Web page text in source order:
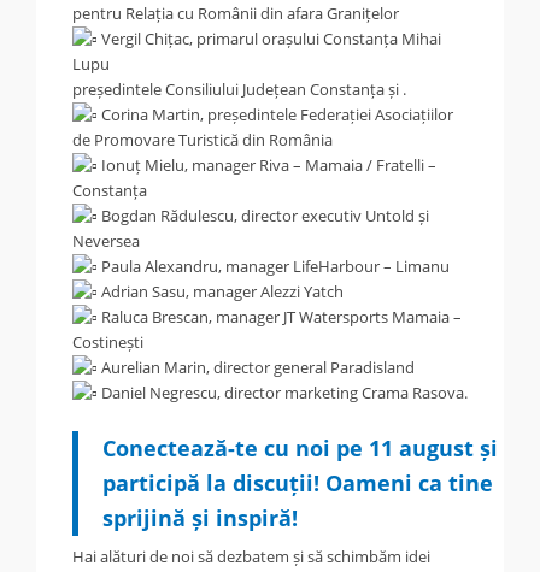
pentru Relația cu Românii din afara Granițelor
Vergil Chițac, primarul orașului Constanța Mihai
Lupu
președintele Consiliului Județean Constanța și .
Corina Martin, președintele Federației Asociațiilor
de Promovare Turistică din România
Ionuț Mielu, manager Riva – Mamaia / Fratelli –
Constanța
Bogdan Rădulescu, director executiv Untold și
Neversea
Paula Alexandru, manager LifeHarbour – Limanu
Adrian Sasu, manager Alezzi Yatch
Raluca Brescan, manager JT Watersports Mamaia –
Costinești
Aurelian Marin, director general Paradisland
Daniel Negrescu, director marketing Crama Rasova.
Conectează-te cu noi pe 11 august și
participă la discuții! Oameni ca tine
sprijină și inspiră!
Hai alături de noi să dezbatem și să schimbăm idei